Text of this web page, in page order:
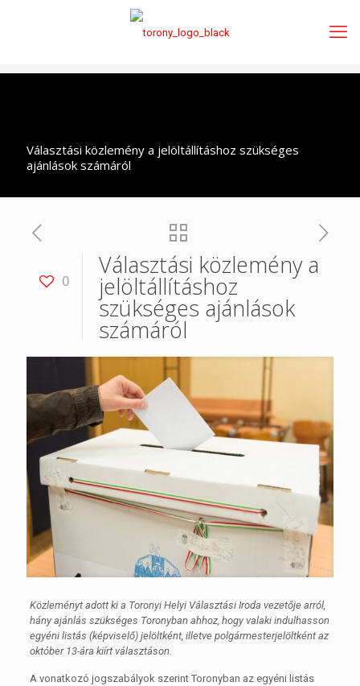
Választási közlemény a jelöltállításhoz szükséges
ajánlások számáról
0
Választási közlemény a
jelöltállításhoz
szükséges ajánlások
számáról
Közleményt adott ki a Toronyi Helyi Választási Iroda vezetője arról,
hány ajánlás szükséges Toronyban ahhoz, hogy valaki indulhasson
egyéni listás (képviselő) jelöltként, illetve polgármesterjelöltként az
október 13-ára kiírt választáson.
A vonatkozó jogszabályok szerint Toronyban az egyéni listás